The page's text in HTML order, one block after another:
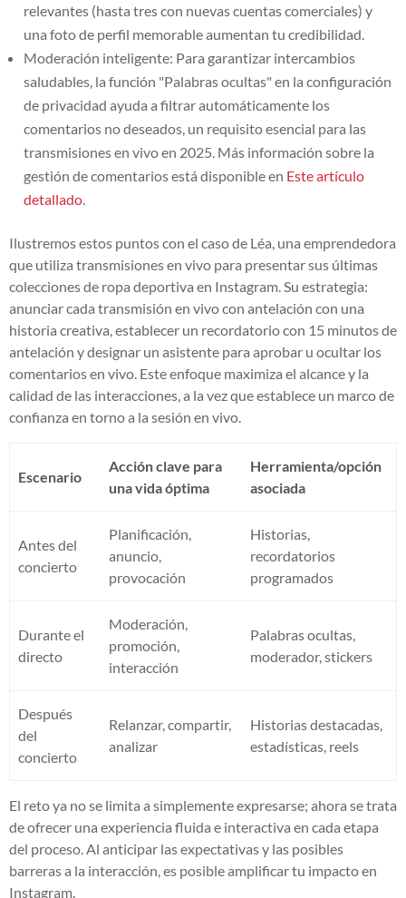
relevantes (hasta tres con nuevas cuentas comerciales) y
una foto de perfil memorable aumentan tu credibilidad.
Moderación inteligente: Para garantizar intercambios
saludables, la función "Palabras ocultas" en la configuración
de privacidad ayuda a filtrar automáticamente los
comentarios no deseados, un requisito esencial para las
transmisiones en vivo en 2025. Más información sobre la
gestión de comentarios está disponible en Este artículo
detallado
Ilustremos estos puntos con el caso de Léa, una emprendedora
que utiliza transmisiones en vivo para presentar sus últimas
colecciones de ropa deportiva en Instagram. Su estrategia:
anunciar cada transmisión en vivo con antelación con una
historia creativa, establecer un recordatorio con 15 minutos de
antelación y designar un asistente para aprobar u ocultar los
comentarios en vivo. Este enfoque maximiza el alcance y la
calidad de las interacciones, a la vez que establece un marco de
confianza en torno a la sesión en vivo.
Escenario
Acción clave para
una vida óptima
Herramienta/opción
asociada
Antes del
concierto
Planificación,
anuncio,
provocación
Historias,
recordatorios
programados
Durante el
directo
Moderación,
promoción,
interacción
Palabras ocultas,
moderador, stickers
Después
del
concierto
Relanzar, compartir,
analizar
Historias destacadas,
estadísticas, reels
El reto ya no se limita a simplemente expresarse; ahora se trata
de ofrecer una experiencia fluida e interactiva en cada etapa
del proceso. Al anticipar las expectativas y las posibles
barreras a la interacción, es posible amplificar tu impacto en
Instagram.